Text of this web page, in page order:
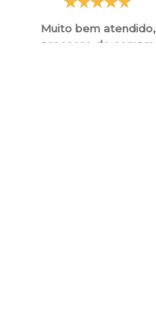
Muito bem atendido,
processo de compra